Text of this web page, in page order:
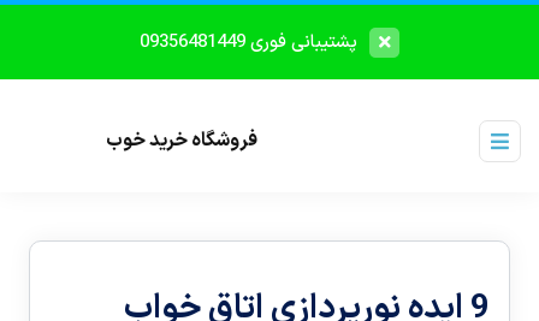
پشتیبانی فوری 09356481449
فروشگاه خرید خوب
9 ایده نورپردازی اتاق خواب